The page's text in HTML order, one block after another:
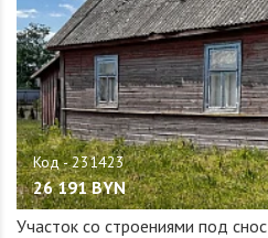
26 191 BYN
Участок со строениями под снос